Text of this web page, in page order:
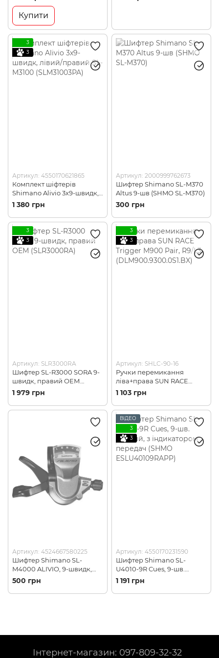
передач (SHMO
ESLU40009RAP)
Купити
3
3
Артикул: 4550170621865
Комплект шіфтерів
Shimano Alivio 3х9-швидк,
лівий/правий SL-M3100
(SLM31003PA)
1 380 грн
Артикул: 2000999762673
Шифтер Shimano SL-M370
Altus 9-шв (SHMO SL-M370)
300 грн
3
3
Артикул: SLR3000RA
Шифтер SL-R3000 SORA 9-
швидк, правий ОЕМ
(SLR3000RA)
1 979 грн
3
3
Артикул: SHLC-90-16
Ручки перемикання
ліва+права SUN RACE
Trigger M900 Pair, R9/L3
(DLM900.9300.0S1.BX)
1 103 грн
Артикул: 4524667580225
Шифтер Shimano SL-
M4000 ALIVIO, 9-швидк,
правий, трос (SHMO
SLM4000RA)
500 грн
ВІДЕО
3
3
Артикул: 4550170231590
Шифтер Shimano SL-
U4010-9R Cues, 9-шв.
правий, з індикатором
передач (SHMO
ESLU40109RAPP)
1 191 грн
Інтернет-магазин: 097-809-32-32